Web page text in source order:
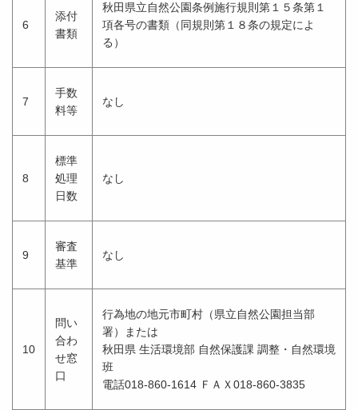
6
添付
書類
秋田県立自然公園条例施行規則第１５条第１
項各号の書類（同規則第１８条の規定によ
る）
7
手数
料等
なし
8
標準
処理
日数
なし
9
審査
基準
なし
10
問い
合わ
せ窓
口
行為地の地元市町村（県立自然公園担当部
署）または
秋田県 生活環境部 自然保護課 調整・自然環境
班
電話018-860-1614 ＦＡＸ018-860-3835